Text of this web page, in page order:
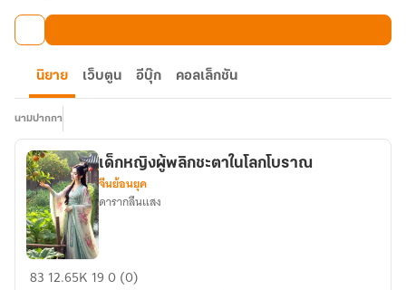
นิยาย เว็บตูน อีบุ๊ก คอลเล็กชัน
นามปากกา
เด็ก
เด็กหญิงผู้พลิกชะตาในโลกโบราณ
จีนย้อนยุค
ดารากลืนแสง
83 12.65K 190 (0)